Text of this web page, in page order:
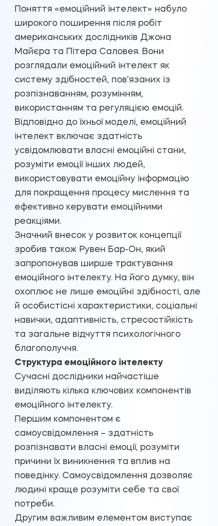
Поняття «емоційний інтелект» набуло
широкого поширення після робіт
американських дослідників Джона
Майєра та Пітера Саловея. Вони
розглядали емоційний інтелект як
систему здібностей, пов'язаних із
розпізнаванням, розумінням,
використанням та регуляцією емоцій.
Відповідно до їхньої моделі, емоційний
інтелект включає здатність
усвідомлювати власні емоційні стани,
розуміти емоції інших людей,
використовувати емоційну інформацію
для покращення процесу мислення та
ефективно керувати емоційними
реакціями.
Значний внесок у розвиток концепції
зробив також Рувен Бар-Он, який
запропонував ширше трактування
емоційного інтелекту. На його думку, він
охоплює не лише емоційні здібності, але
й особистісні характеристики, соціальні
навички, адаптивність, стресостійкість
та загальне відчуття психологічного
благополуччя.
Структура емоційного інтелекту
Сучасні дослідники найчастіше
виділяють кілька ключових компонентів
емоційного інтелекту.
Першим компонентом є
самоусвідомлення – здатність
розпізнавати власні емоції, розуміти
причини їх виникнення та вплив на
поведінку. Самоусвідомлення дозволяє
людині краще розуміти себе та свої
потреби.
Другим важливим елементом виступає